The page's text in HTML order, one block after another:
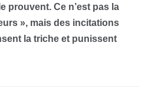
prouvent. Ce n’est pas la
», mais des incitations
la triche et punissent